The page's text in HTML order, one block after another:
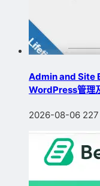
Admin and Site
WordPress管理
2026-08-06 227